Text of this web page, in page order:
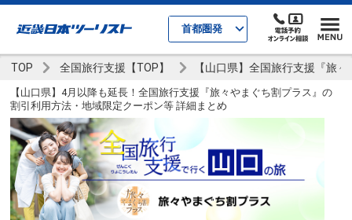
首都圏発
TOP 全国旅行支援【TOP】 【山口県】全国旅行支援『旅
【山口県】4月以降も延長！全国旅行支援『旅々やまぐち割プラス』の
割引利用方法・地域限定クーポン等 詳細まとめ